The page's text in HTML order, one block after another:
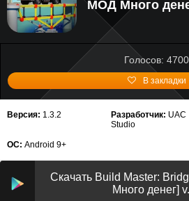
МОД Много
Голосов: 4700
В закладки
Версия: 1.3.2 Разработчик: UAC
Studio
ОС: Android 9+
Скачать Build Master:
Много денег]